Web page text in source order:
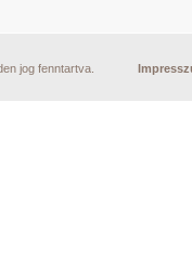
jog fenntartva.